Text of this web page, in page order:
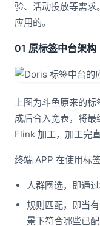
验、活动投放等需
应用的。
01 原标签中台架构
上图为斗鱼原来的
成后合入宽表，将
Flink 加工，加工完
终端 APP 在使用标
人群圈选，即通
规则匹配，即当
景下符合哪些已